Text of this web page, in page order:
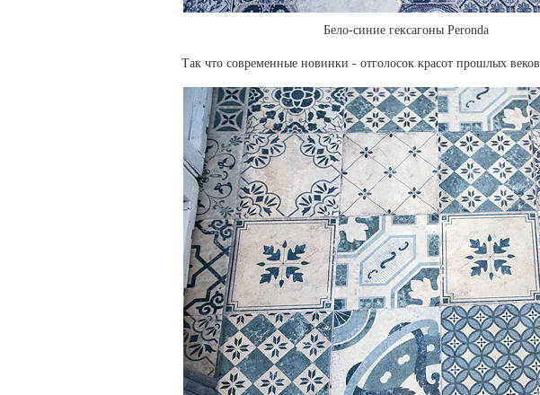
Бело-синие гексагоны Peronda
Так что современные новинки - отголосок красот прошлых веков.